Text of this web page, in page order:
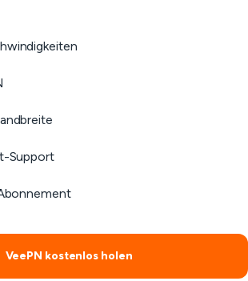
Support
VeePN kostenlos holen